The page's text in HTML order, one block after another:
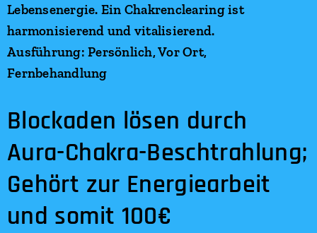
Lebensenergie. Ein Chakrenclearing ist
harmonisierend und vitalisierend.
Ausführung: Persönlich, Vor Ort,
Fernbehandlung
Blockaden lösen durch
Aura-Chakra-Beschtrahlung;
Gehört zur Energiearbeit
und somit 100€